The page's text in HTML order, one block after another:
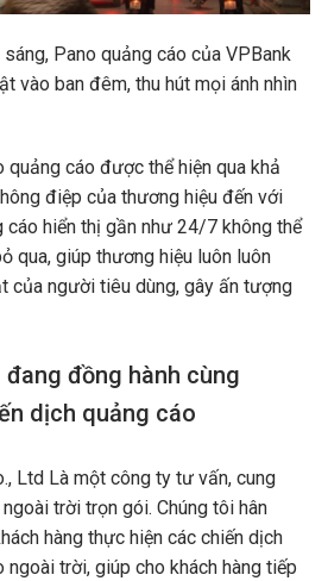
Pano quảng cáo của VPBank
vào ban đêm, thu hút mọi ánh nhìn
quảng cáo được thể hiện qua khả
điệp của thương hiệu đến với
cáo hiển thị gần như 24/7 không thể
qua, giúp thương hiệu luôn luôn
của người tiêu dùng, gây ấn tượng
đồng hành cùng
dịch quảng cáo
Ltd Là một công ty tư vấn, cung
trời trọn gói. Chúng tôi hân
hàng thực hiện các chiến dịch
ngoài trời, giúp cho khách hàng tiếp